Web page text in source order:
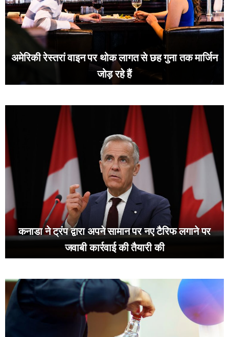
अमेरिकी रेस्तरां वाइन पर थोक लागत से छह गुना तक मार्जिन
जोड़ रहे हैं
कनाडा ने ट्रंप द्वारा अपने सामान पर नए टैरिफ लगाने पर
जवाबी कार्रवाई की तैयारी की